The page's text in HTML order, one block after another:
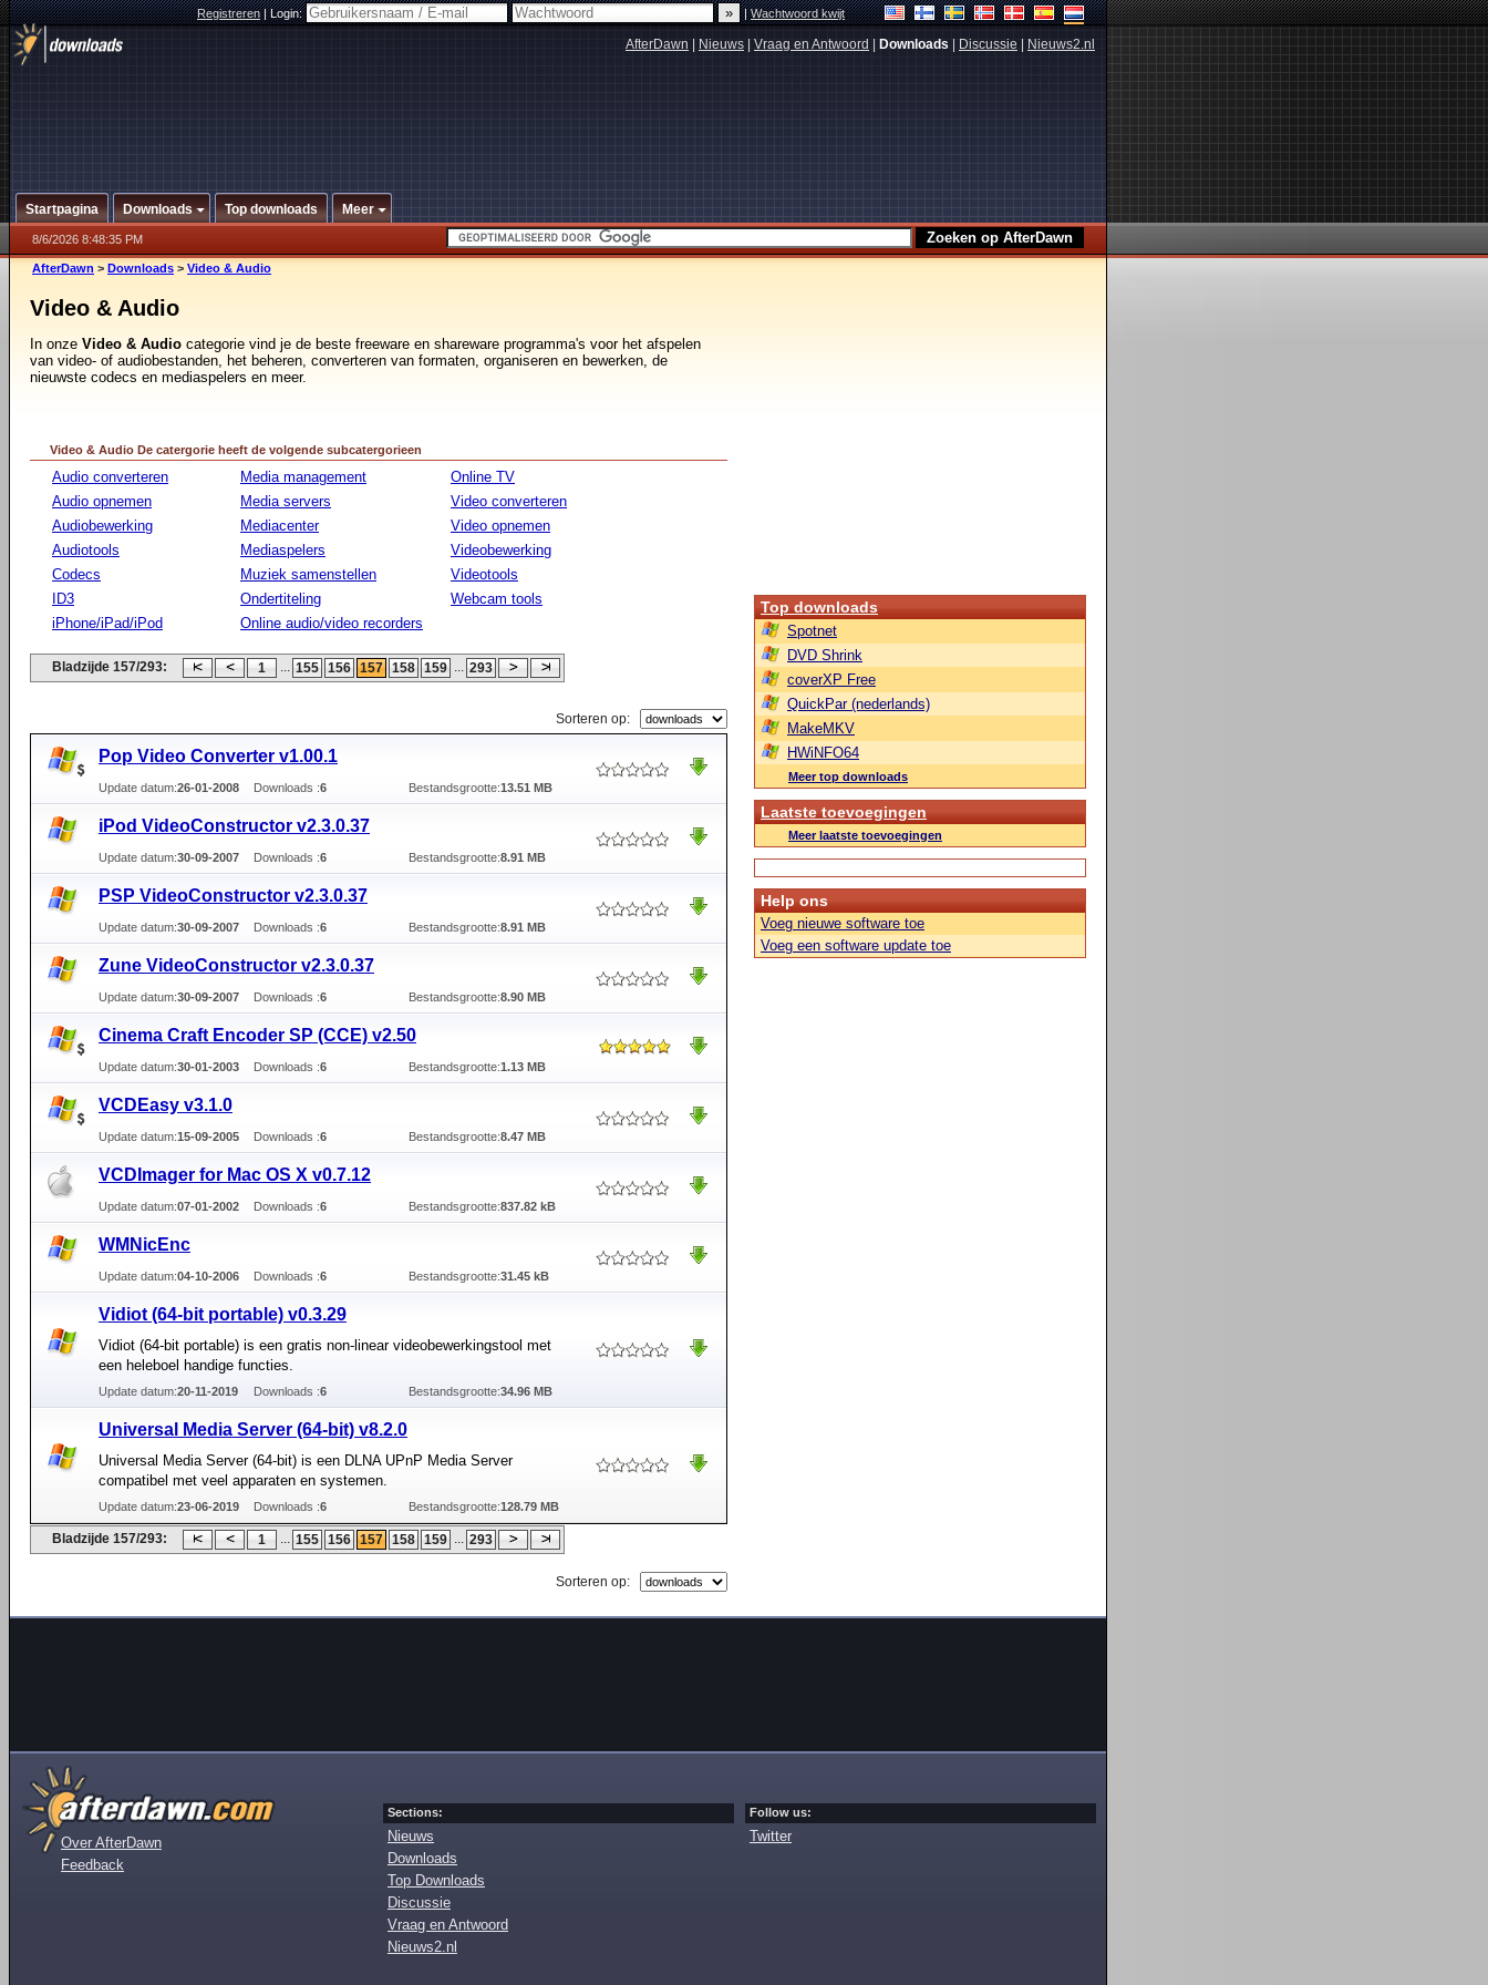
Registreren|Login: |Wachtwoord kwijt
AfterDawn Nieuws Vraag en Antwoord Downloads Discussie Nieuws2.nl
Startpagina Downloads Top downloads Meer
8/6/2026 8:48:35 PM
AfterDawn > Downloads > Video & Audio
Video & Audio
In onze Video & Audio categorie vind je de beste freeware en shareware programma's voor het afspelen
van video- of audiobestanden, het beheren, converteren van formaten, organiseren en bewerken, de
nieuwste codecs en mediaspelers en meer.
Video & Audio De catergorie heeft de volgende subcatergorieen
Audio converteren
Audio opnemen
Audiobewerking
Audiotools
Codecs
ID3
iPhone/iPad/iPod
Media management
Media servers
Mediacenter
Mediaspelers
Muziek samenstellen
Ondertiteling
Online audio/video recorders
Online TV
Video converteren
Video opnemen
Videobewerking
Videotools
Webcam tools
Bladzijde 157/293: 1 ... 155 156 157 158 159 ... 293
Sorteren op:
Pop Video Converter v1.00.1
Update datum:26-01-2008 Downloads :6 Bestandsgrootte:13.51 MB
iPod VideoConstructor v2.3.0.37
Update datum:30-09-2007 Downloads :6 Bestandsgrootte:8.91 MB
PSP VideoConstructor v2.3.0.37
Update datum:30-09-2007 Downloads :6 Bestandsgrootte:8.91 MB
Zune VideoConstructor v2.3.0.37
Update datum:30-09-2007 Downloads :6 Bestandsgrootte:8.90 MB
Cinema Craft Encoder SP (CCE) v2.50
Update datum:30-01-2003 Downloads :6 Bestandsgrootte:1.13 MB
VCDEasy v3.1.0
Update datum:15-09-2005 Downloads :6 Bestandsgrootte:8.47 MB
VCDImager for Mac OS X v0.7.12
Update datum:07-01-2002 Downloads :6 Bestandsgrootte:837.82 kB
WMNicEnc
Update datum:04-10-2006 Downloads :6 Bestandsgrootte:31.45 kB
Vidiot (64-bit portable) v0.3.29
Vidiot (64-bit portable) is een gratis non-linear videobewerkingstool met
een heleboel handige functies.
Update datum:20-11-2019 Downloads :6 Bestandsgrootte:34.96 MB
Universal Media Server (64-bit) v8.2.0
Universal Media Server (64-bit) is een DLNA UPnP Media Server
compatibel met veel apparaten en systemen.
Update datum:23-06-2019 Downloads :6 Bestandsgrootte:128.79 MB
Bladzijde 157/293: 1 ... 155 156 157 158 159 ... 293
Sorteren op:
Top downloads
Spotnet
DVD Shrink
coverXP Free
QuickPar (nederlands)
MakeMKV
HWiNFO64
Meer top downloads
Laatste toevoegingen
Meer laatste toevoegingen
Help ons
Voeg nieuwe software toe
Voeg een software update toe
Over AfterDawn
Feedback
Sections:
Nieuws
Downloads
Top Downloads
Discussie
Vraag en Antwoord
Nieuws2.nl
Follow us:
Twitter